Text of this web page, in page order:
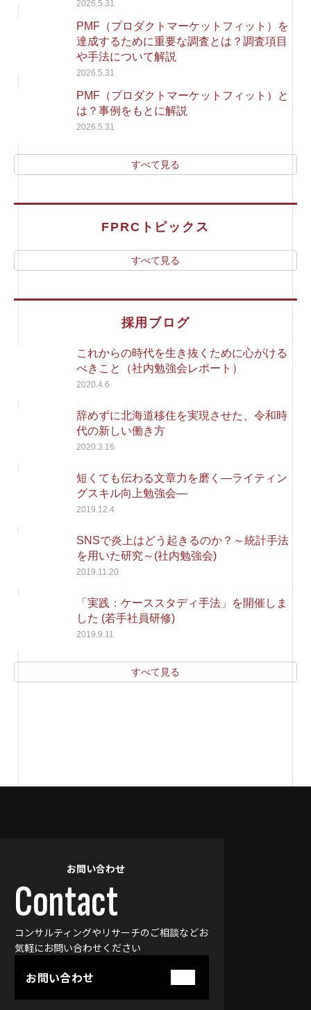
2026.5.31
PMF（プロダクトマーケットフィット）を
達成するために重要な調査とは？調査項目
や手法について解説
2026.5.31
PMF（プロダクトマーケットフィット）と
は？事例をもとに解説
2026.5.31
すべて見る
FPRCトピックス
すべて見る
採用ブログ
これからの時代を生き抜くために心がける
べきこと（社内勉強会レポート）
2020.4.6
辞めずに北海道移住を実現させた、令和時
代の新しい働き方
2020.3.16
短くても伝わる文章力を磨く―ライティン
グスキル向上勉強会―
2019.12.4
SNSで炎上はどう起きるのか？～統計手法
を用いた研究～(社内勉強会)
2019.11.20
「実践：ケーススタディ手法」を開催しま
した (若手社員研修)
2019.9.11
すべて見る
お問い合わせ
Contact
コンサルティングやリサーチのご相談などお
気軽にお問い合わせください
お問い合わせ